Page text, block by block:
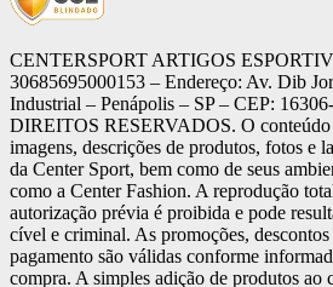
CENTERSPORT ARTIGOS
30685695000153 – Endereço: Av. Dib
Industrial – Penápolis – SP – CEP:
DIREITOS RESERVADOS. O conteúdo
imagens, descrições de produtos, fotos e
da Center Sport, bem como de seus
como a Center Fashion. A reprodução
autorização prévia é proibida e pode
cível e criminal. As promoções,
pagamento são válidas conforme
compra. A simples adição de produtos ao